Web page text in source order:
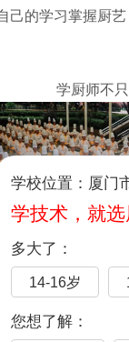
学校位置：厦门
学技术，就
多大了：
14-16岁
您想了解：
的学习掌握厨
学厨师不
府工作报告中
军人、下岗职工